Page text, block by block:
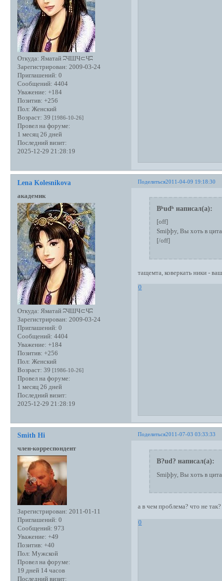
Откуда: Яматай ʭЧШЧ⊂Чʭ
Зарегистрирован: 2009-03-24
Приглашений: 0
Сообщений: 4404
Уважение: +184
Позитив: +256
Пол: Женский
Возраст: 39 [1986-10-26]
Провел на форуме:
1 месяц 26 дней
Последний визит:
2025-12-29 21:28:19
Поделиться2011-04-09 19:18:30
Lena Kolesnikova
академик
Откуда: Яматай ʭЧШЧ⊂Чʭ
Зарегистрирован: 2009-03-24
Приглашений: 0
Сообщений: 4404
Уважение: +184
Позитив: +256
Пол: Женский
Возраст: 39 [1986-10-26]
Провел на форуме:
1 месяц 26 дней
Последний визит:
2025-12-29 21:28:19
Bʰudʰ написал(а):
[off]
Smiþþy, Вы хоть в
[/off]
тащемта, коверкать ники -
0
Поделиться2011-07-03 03:33:33
Smith Hi
член-корреспондент
Зарегистрирован: 2011-01-11
Приглашений: 0
Сообщений: 973
Уважение: +49
Позитив: +40
Пол: Мужской
Провел на форуме:
19 дней 14 часов
Последний визит:
B?ud? написал(а):
Smiþþy, Вы хоть в
а в чем проблема? что не
0